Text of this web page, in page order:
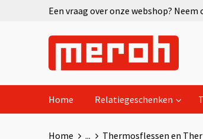
Een vraag over onze webshop?
Home Relatiegeschenken
Home ... Thermosflessen en